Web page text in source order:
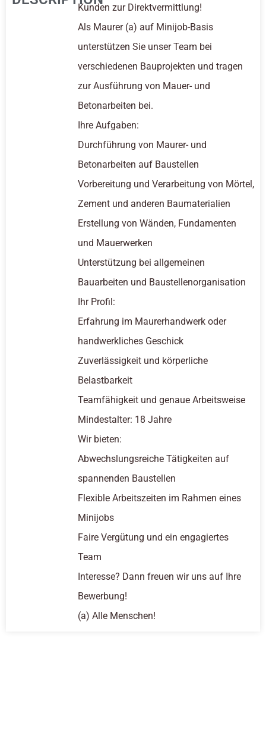
Kunden zur Direktvermittlung!
Als Maurer (a) auf Minijob-Basis
unterstützen Sie unser Team bei
verschiedenen Bauprojekten und tragen
zur Ausführung von Mauer- und
Betonarbeiten bei.
Ihre Aufgaben:
Durchführung von Maurer- und
Betonarbeiten auf Baustellen
Vorbereitung und Verarbeitung von Mörtel,
Zement und anderen Baumaterialien
Erstellung von Wänden, Fundamenten
und Mauerwerken
Unterstützung bei allgemeinen
Bauarbeiten und Baustellenorganisation
Ihr Profil:
Erfahrung im Maurerhandwerk oder
handwerkliches Geschick
Zuverlässigkeit und körperliche
Belastbarkeit
Teamfähigkeit und genaue Arbeitsweise
Mindestalter: 18 Jahre
Wir bieten:
Abwechslungsreiche Tätigkeiten auf
spannenden Baustellen
Flexible Arbeitszeiten im Rahmen eines
Minijobs
Faire Vergütung und ein engagiertes
Team
Interesse? Dann freuen wir uns auf Ihre
Bewerbung!
(a) Alle Menschen!